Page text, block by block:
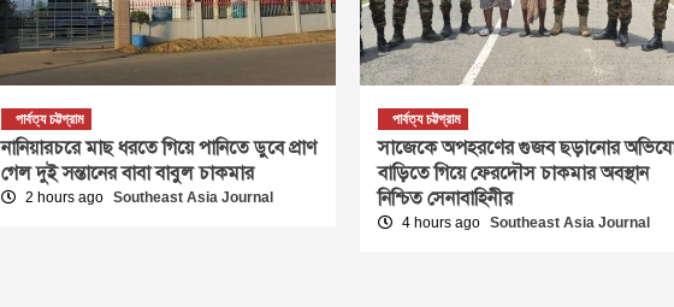
পার্বত্য চট্টগ্রাম
নানিয়ারচরে মাছ ধরতে গিয়ে পানিতে ডুবে প্রাণ
গেল দুই সন্তানের বাবা বাবুল চাকমার
2 hours ago Southeast Asia Journal
পার্বত্য চট্টগ্রাম
সাজেকে অপহরণের গুজব ছড়ানোর
বাড়িতে গিয়ে ফেরদৌস চাকমার অবস্থান
নিশ্চিত সেনাবাহিনীর
4 hours ago Southeast Asia Journal